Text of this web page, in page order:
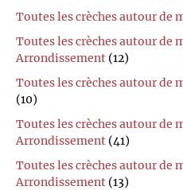
Toutes les crèches autour de
Toutes les crèches autour de
Arrondissement (12)
Toutes les crèches autour
(10)
Toutes les crèches autour de
Arrondissement (41)
Toutes les crèches autour de
Arrondissement (13)